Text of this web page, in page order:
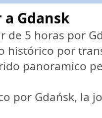
a Gdansk
de 5 horas por
histórico por
panoramico
por Gdańsk, la